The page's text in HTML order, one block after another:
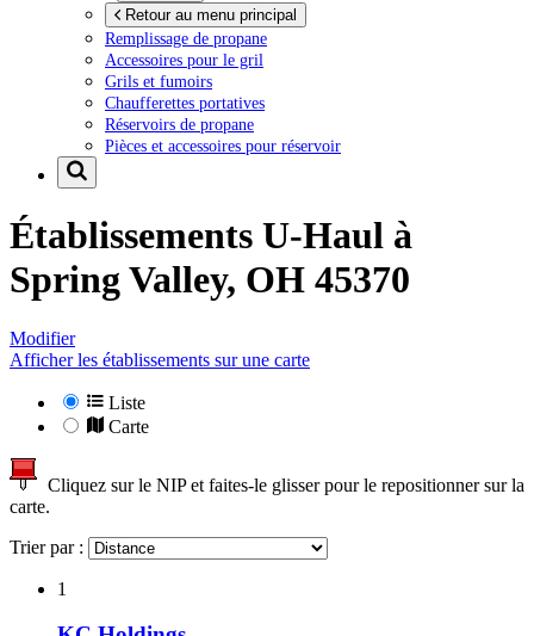
Retour au menu principal
Remplissage de propane
Accessoires pour le gril
Grils et fumoirs
Chaufferettes portatives
Réservoirs de propane
Pièces et accessoires pour réservoir
Établissements U-Haul à
Spring Valley, OH 45370
Modifier
Afficher les établissements sur une carte
Liste
Carte
Cliquez sur le NIP et faites-le glisser pour le repositionner sur la
carte.
Trier par :
1